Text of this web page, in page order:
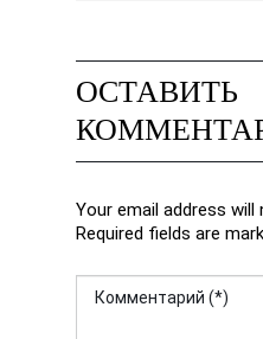
ОСТАВИТЬ
Your email address will
Required fields are